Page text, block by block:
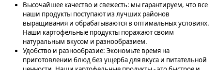
Высочайшее качество и свежесть: мы гарантируем, что все
наши продукты поступают из лучших районов
выращивания и обрабатываются в оптимальных условиях.
Наши картофельные продукты поражают своим
натуральным вкусом и разнообразием.
Удобство и разнообразие: Экономьте время на
приготовлении блюд без ущерба для вкуса и питательной